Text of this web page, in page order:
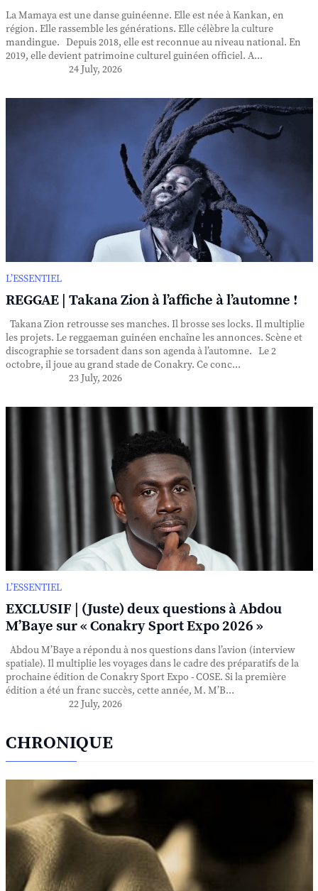
La Mamaya est une danse guinéenne. Elle est née à Kankan, en
région. Elle rassemble les générations. Elle célèbre la culture
mandingue. Depuis 2018, elle est reconnue au niveau national. En
2019, elle devient patrimoine culturel guinéen officiel. A...
24 July, 2026
L’ESSENTIEL
REGGAE | Takana Zion à l’affiche à l’automne !
Takana Zion retrousse ses manches. Il brosse ses locks. Il multiplie
les projets. Le reggaeman guinéen enchaîne les annonces. Scène et
discographie se torsadent dans son agenda à l’automne. Le 2
octobre, il joue au grand stade de Conakry. Ce conc...
23 July, 2026
L’ESSENTIEL
EXCLUSIF | (Juste) deux questions à Abdou
M’Baye sur « Conakry Sport Expo 2026 »
Abdou M’Baye a répondu à nos questions dans l’avion (interview
spatiale). Il multiplie les voyages dans le cadre des préparatifs de la
prochaine édition de Conakry Sport Expo - COSE. Si la première
édition a été un franc succès, cette année, M. M’B...
22 July, 2026
CHRONIQUE